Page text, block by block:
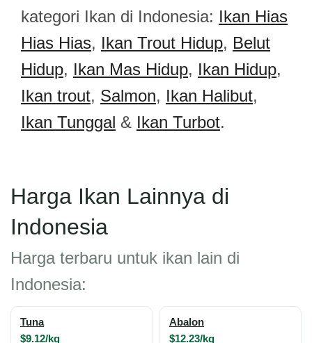
kategori Ikan di Indonesia: Ikan Hias
Hias Hias, Ikan Trout Hidup, Belut
Hidup, Ikan Mas Hidup, Ikan Hidup,
Ikan trout, Salmon, Ikan Halibut,
Ikan Tunggal & Ikan Turbot.
Harga Ikan Lainnya di
Indonesia
Harga terbaru untuk ikan lain di
Indonesia:
Tuna
$9.12/kg
Abalon
$12.23/kg